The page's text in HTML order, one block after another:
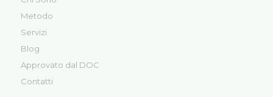
Metodo
Servizi
Blog
Approvato dal DOC
Contatti